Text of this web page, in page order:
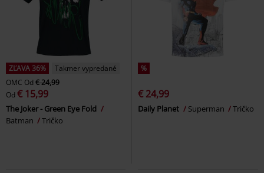
ZĽAVA 36%
Takmer vypredané
OMC Od € 24,99
Od € 15,99
The Joker - Green Eye Fold
Batman
Tričko
%
€ 24,99
Daily Planet Superman Tričko